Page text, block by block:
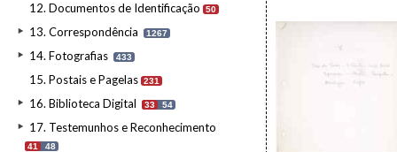
12. Documentos de Identificação 50
13. Correspondência 1267
14. Fotografias 433
15. Postais e Pagelas 231
16. Biblioteca Digital 33 54
17. Testemunhos e Reconhecimento
41 48